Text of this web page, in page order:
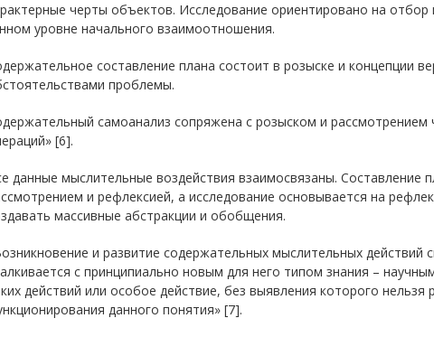
черты объектов. Исследование ориентировано на
уровне начального взаимоотношения.
составление плана состоит в розыске и концепции
проблемы.
самоанализ сопряжена с розыском и рассмотрением
[6].
данные мыслительные воздействия взаимосвязаны. Составление
и рефлексией, а исследование основывается на
массивные абстракции и обобщения.
и развитие содержательных мыслительных действий
с принципиально новым для него типом знания –
действий или особое действие, без выявления которого нельзя
данного понятия» [7].